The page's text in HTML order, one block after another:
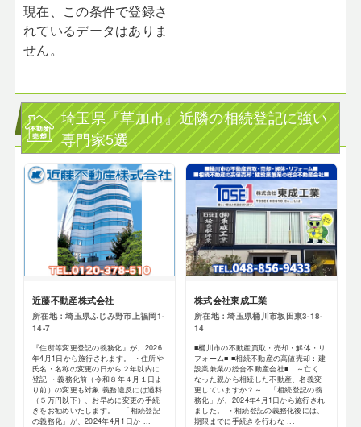
現在、この条件で登録さ
れているデータはありま
せん。
埼玉県『草加市』近隣の相続登記に強い
専門家5選
近藤不動産株式会社
所在地：埼玉県ふじみ野市上福岡1-
14-7
『住所等変更登記の義務化』が、2026
年4月1日から施行されます。 ・住所や
氏名・名称の変更の日から２年以内に
登記 ・義務化前（令和８年４月１日よ
り前）の変更も対象 義務違反には過料
（５万円以下）、お早めに変更の手続
きをお勧めいたします。 「相続登記
の義務化」が、2024年4月1日か ...
株式会社東成工業
所在地：埼玉県桶川市坂田東3-18-
14
■桶川市の不動産買取・売却・解体・リ
フォーム■ ■相続不動産の高値売却：建
設業兼業の総合不動産会社■ ～亡く
なった親から相続した不動産、名義変
更していますか？～ 「相続登記の義
務化」が、2024年4月1日から施行され
ました。 ・相続登記の義務化後には、
期限までに手続きを行わな ...